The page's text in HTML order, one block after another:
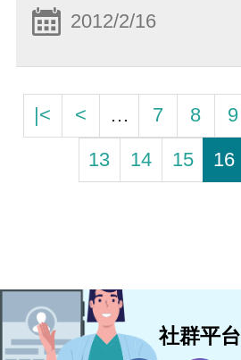
2012/2/16
|< < … 7 8 9
13
14 15 16
社群平台